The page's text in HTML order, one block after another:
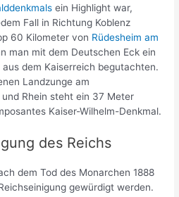
ein Highlight war,
Fall in Richtung Koblenz
60 Kilometer von Rüdesheim am
man mit dem Deutschen Eck ein
dem Kaiserreich begutachten.
Landzunge am
Rhein steht ein 37 Meter
Kaiser-Wilhelm-Denkmal.
des Reichs
dem Tod des Monarchen 1888
gewürdigt werden.